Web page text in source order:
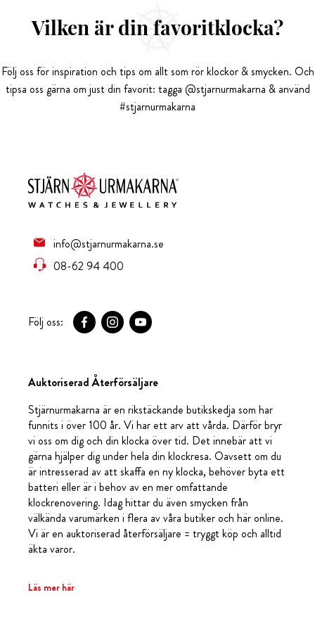
Vilken är din favoritklocka?
Följ oss för inspiration och tips om allt som rör klockor & smycken. Och
tipsa oss gärna om just din favorit: tagga @stjarnurmakarna & använd
#stjarnurmakarna
info@stjarnurmakarna.se
08-62 94 400
Följ oss:
Auktoriserad Återförsäljare
Stjärnurmakarna är en rikstäckande butikskedja som har
funnits i över 100 år. Vi har ett arv att vårda. Därför bryr
vi oss om dig och din klocka över tid. Det innebär att vi
gärna hjälper dig under hela din klockresa. Oavsett om du
är intresserad av att skaffa en ny klocka, behöver byta ett
batteri eller är i behov av en mer omfattande
klockrenovering. Idag hittar du även smycken från
välkända varumärken i flera av våra butiker och här online.
Vi är en auktoriserad återförsäljare = tryggt köp och alltid
äkta varor.
Läs mer här